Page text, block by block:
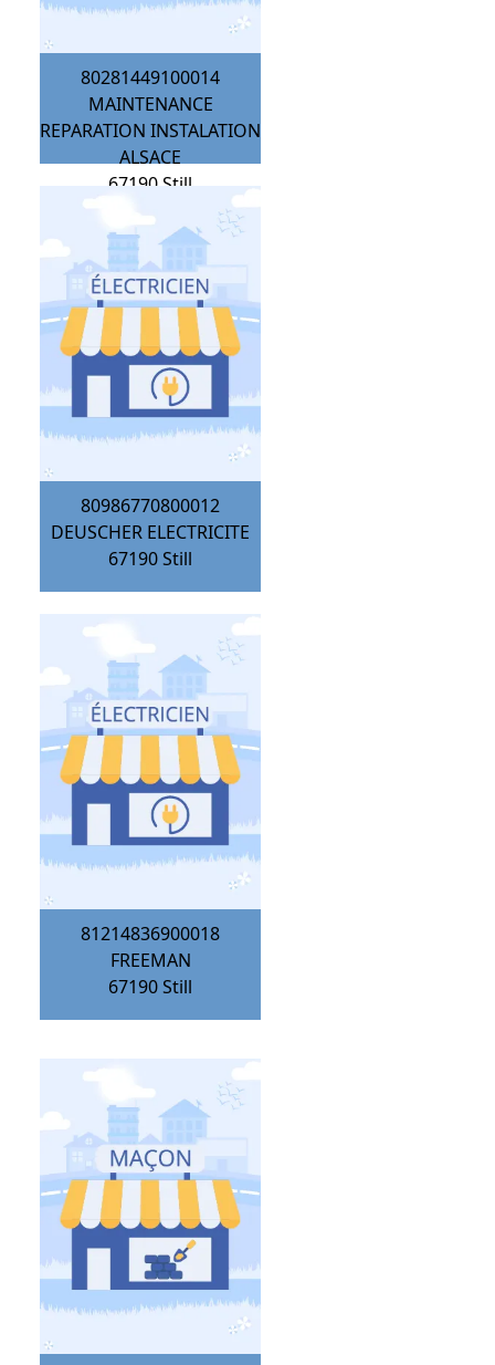
80281449100014
MAINTENANCE
REPARATION INSTALATION
ALSACE
67190 Still
80986770800012
DEUSCHER ELECTRICITE
67190Still
81214836900018
FREEMAN
67190Still